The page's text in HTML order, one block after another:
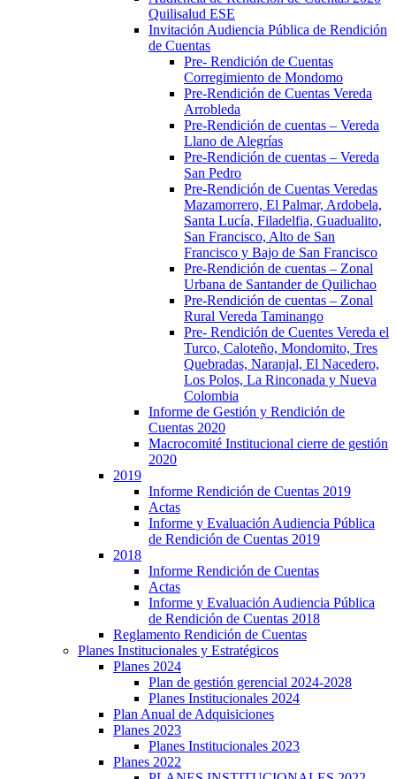
Quilisalud ESE
Invitación Audiencia Pública de Rendición
de Cuentas
Pre- Rendición de Cuentas
Corregimiento de Mondomo
Pre-Rendición de Cuentas Vereda
Arrobleda
Pre-Rendición de cuentas – Vereda
Llano de Alegrías
Pre-Rendición de cuentas – Vereda
San Pedro
Pre-Rendición de Cuentas Veredas
Mazamorrero, El Palmar, Ardobela,
Santa Lucía, Filadelfia, Guadualito,
San Francisco, Alto de San
Francisco y Bajo de San Francisco
Pre-Rendición de cuentas – Zonal
Urbana de Santander de Quilichao
Pre-Rendición de cuentas – Zonal
Rural Vereda Taminango
Pre- Rendición de Cuentes Vereda el
Turco, Caloteño, Mondomito, Tres
Quebradas, Naranjal, El Nacedero,
Los Polos, La Rinconada y Nueva
Colombia
Informe de Gestión y Rendición de
Cuentas 2020
Macrocomité Institucional cierre de gestión
2020
2019
Informe Rendición de Cuentas 2019
Actas
Informe y Evaluación Audiencia Pública
de Rendición de Cuentas 2019
2018
Informe Rendición de Cuentas
Actas
Informe y Evaluación Audiencia Pública
de Rendición de Cuentas 2018
Reglamento Rendición de Cuentas
Planes Institucionales y Estratégicos
Planes 2024
Plan de gestión gerencial 2024-2028
Planes Institucionales 2024
Plan Anual de Adquisiciones
Planes 2023
Planes Institucionales 2023
Planes 2022